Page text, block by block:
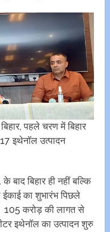
पहले चरण में बिहार
इथेनॉल उत्पादन
बाद बिहार ही नहीं बल्कि
का शुभारंभ पिछले
105 करोड़ की लागत से
इथेनॉल का उत्पादन शुरु